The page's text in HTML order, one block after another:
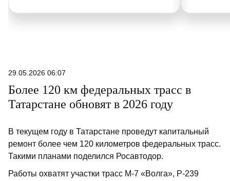
29.05.2026 06:07
Более 120 км федеральных трасс в
Татарстане обновят в 2026 году
В текущем году в Татарстане проведут капитальный
ремонт более чем 120 километров федеральных трасс.
Такими планами поделился Росавтодор.
Работы охватят участки трасс М-7 «Волга», Р-239